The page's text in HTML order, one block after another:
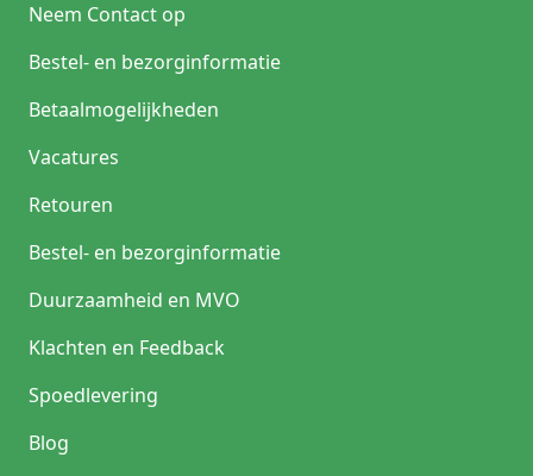
Neem Contact op
Bestel- en bezorginformatie
Betaalmogelijkheden
Vacatures
Retouren
Bestel- en bezorginformatie
Duurzaamheid en MVO
Klachten en Feedback
Spoedlevering
Blog